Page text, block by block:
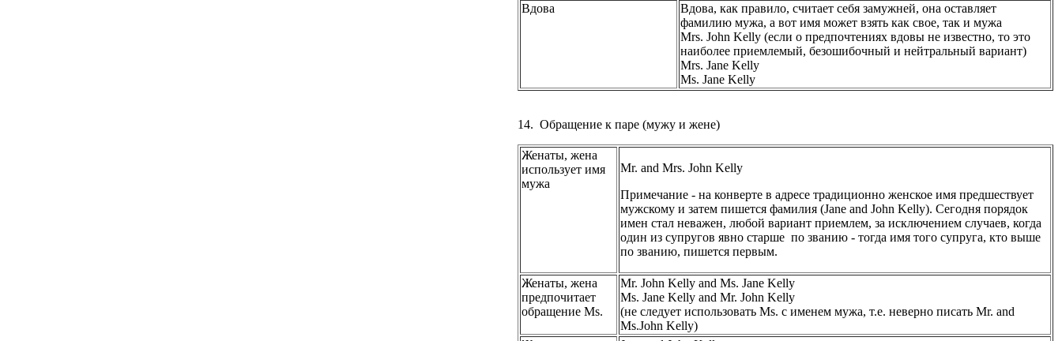
Вдова
Вдова, как правило, считает себя замужней, она оставляет
фамилию мужа, а вот имя может взять как свое, так и мужа
Mrs. John Kelly (если о предпочтениях вдовы не известно, то это
наиболее приемлемый, безошибочный и нейтральный вариант)
Mrs. Jane Kelly
Ms. Jane Kelly
14. Обращение к паре (мужу и жене)
Женаты, жена
использует имя
мужа
Mr. and Mrs. John Kelly
Примечание - на конверте в адресе традиционно женское имя предшествует
мужскому и затем пишется фамилия (Jane and John Kelly). Сегодня порядок
имен стал неважен, любой вариант приемлем, за исключением случаев, когда
один из супругов явно старше по званию - тогда имя того супруга, кто выше
по званию, пишется первым.
Женаты, жена
предпочитает
обращение Ms.
Mr. John Kelly and Ms. Jane Kelly
Ms. Jane Kelly and Mr. John Kelly
(не следует использовать Ms. с именем мужа, т.е. неверно писать Mr. and
Ms.John Kelly)